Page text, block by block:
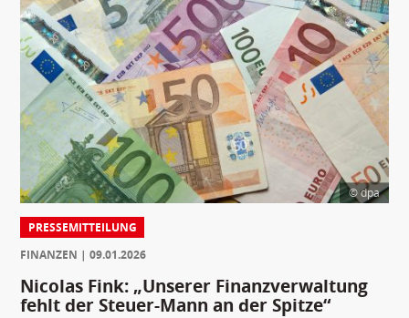
© dpa
PRESSEMITTEILUNG
FINANZEN
09.01.2026
Nicolas Fink: „Unserer Finanzverwaltung
fehlt der Steuer-Mann an der Spitze“